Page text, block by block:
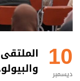
10
ديسمبر